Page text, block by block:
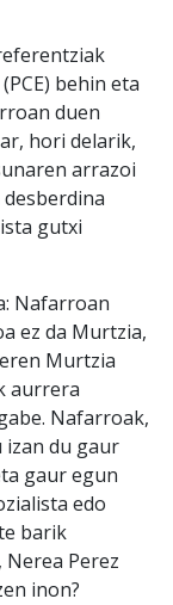
behin eta
duen
hori delarik,
arrazoi
gutxi
Nafarroan
ez da Murtzia,
Murtzia
aurrera
Nafarroak,
du gaur
gaur egun
edo
barik
Perez
inon?